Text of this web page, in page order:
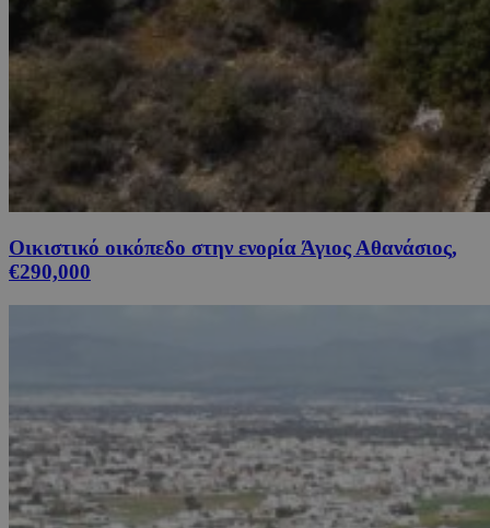
Οικιστικό οικόπεδο στην ενορία Άγιος Αθανάσιος,
€290,000